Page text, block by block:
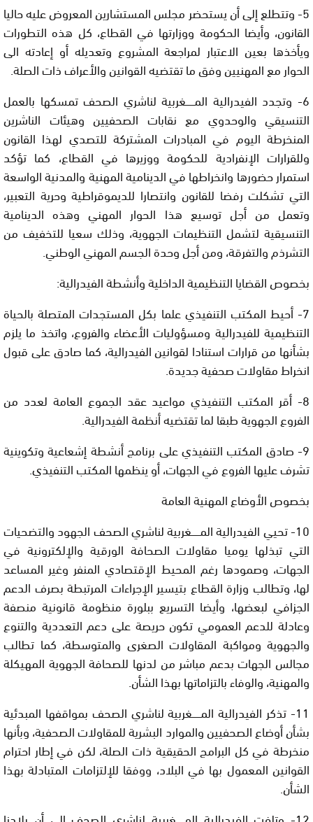
5- وتتطلع إلى أن يستحضر مجلس المستشارين المعروض عليه حاليا
القانون، وأيضا الحكومة ووزارتها في القطاع، كل هذه التطورات
ويأخذها بعين الاعتبار لمراجعة المشروع وتعديله أو إعادته الى
الحوار مع المهنيين وفق ما تقتضيه القوانين والأعراف ذات الصلة.
6- وتجدد الفيدرالية المــــــغربية لناشري الصحف تمسكها بالعمل
التنسيقي والوحدوي مع نقابات الصحفيين وهيئات الناشرين
المنخرطة اليوم في المبادرات المشتركة للتصدي لهذا القانون
وللقرارات الإنفرادية للحكومة ووزيرها في القطاع، كما تؤكد
استمرار حضورها وانخراطها في الدينامية المهنية والمدنية الواسعة
التي تشكلت رفضا للقانون وانتصارا للديموقراطية وحرية التعبير،
وتعمل من أجل توسيع هذا الحوار المهني وهذه الدينامية
التنسيقية لتشمل التنظيمات الجهوية، وذلك سعيا للتخفيف من
التشرذم والتفرقة، ومن أجل وحدة الجسم المهني الوطني.
بخصوص القضايا التنظيمية الداخلية وأنشطة الفيدرالية:
7- أحيط المكتب التنفيذي علما بكل المستجدات المتصلة بالحياة
التنظيمية للفيدرالية ومسؤوليات الأعضاء والفروع، واتخذ ما يلزم
بشأنها من قرارات استنادا لقوانين الفيدرالية، كما صادق على قبول
انخراط مقاولات صحفية جديدة.
8- أقر المكتب التنفيذي مواعيد عقد الجموع العامة لعدد من
الفروع الجهوية طبقا لما تقتضيه أنظمة الفيدرالية.
9- صادق المكتب التنفيذي على برنامج أنشطة إشعاعية وتكوينية
تشرف عليها الفروع في الجهات، أو ينظمها المكتب التنفيذي.
بخصوص الأوضاع المهنية العامة
10- تحيي الفيدرالية المــــــغربية لناشري الصحف الجهود والتضحيات
التي تبذلها يوميا مقاولات الصحافة الورقية والإلكترونية في
الجهات، وصمودها رغم المحيط الإقتصادي المنفر وغير المساعد
لها، وتطالب وزارة القطاع بتيسير الإجراءات المرتبطة بصرف الدعم
الجزافي لبعضها، وأيضا التسريع ببلورة منظومة قانونية منصفة
وعادلة للدعم العمومي تكون حريصة على دعم التعددية والتنوع
والجهوية ومواكبة المقاولات الصغرى والمتوسطة، كما تطالب
مجالس الجهات بدعم مباشر من لدنها للصحافة الجهوية المهيكلة
والمهنية، والوفاء بالتزاماتها بهذا الشأن.
11- تذكر الفيدرالية المــــــغربية لناشري الصحف بمواقفها المبدئية
بشأن أوضاع الصحفيين والموارد البشرية للمقاولات الصحفية، وبأنها
منخرطة في كل البرامج الحقيقية ذات الصلة، لكن في إطار احترام
القوانين المعمول بها في البلاد، ووفقا للإلتزامات المتبادلة بهذا
الشأن.